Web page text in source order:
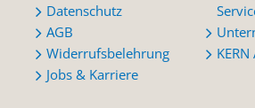
Datenschutz
AGB
Widerrufsbelehrung
Jobs & Karriere